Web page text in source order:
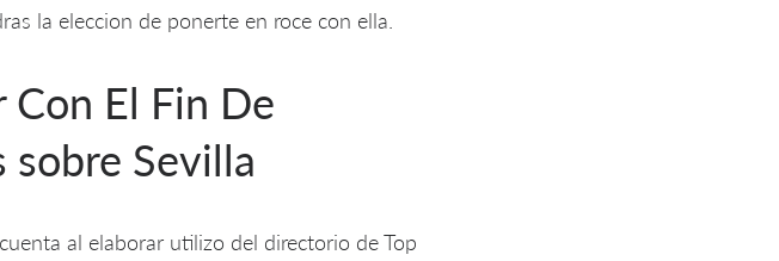
la eleccion de ponerte en roce con ella.
El Fin De
Sevilla
al elaborar utilizo del directorio de Top